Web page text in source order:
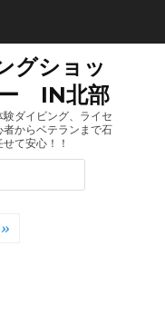
グショッ
ー IN北部
ダイビング、ライセ
からベテランまで石
て安心！！
»